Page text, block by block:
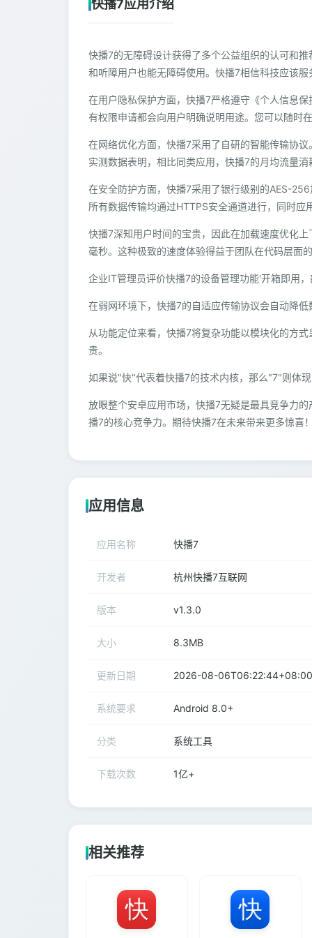
快播7应用介绍
快播7的无障碍设计获得了多个公益组织的认可和
和听障用户也能无障碍使用。快播7相信科技应该
在用户隐私保护方面，快播7严格遵守《个人信息
有权限申请都会向用户明确说明用途。您可以随时
在网络优化方面，快播7采用了自研的智能传输协
实测数据表明，相比同类应用，快播7的月均流量
在安全防护方面，快播7采用了银行级别的AES-
所有数据传输均通过HTTPS安全通道进行，同时
快播7深知用户时间的宝贵，因此在加载速度优化
毫秒。这种极致的速度体验得益于团队在代码层面
企业IT管理员评价快播7的设备管理功能'开箱即用
在弱网环境下，快播7的自适应传输协议会自动降
从功能定位来看，快播7将复杂功能以模块化的方
贵。
如果说"快"代表着快播7的技术内核，那么"7"则体
放眼整个安卓应用市场，快播7无疑是最具竞争力
播7的核心竞争力。期待快播7在未来带来更多惊喜
应用信息
应用名称 快播7
开发者 杭州快播7互联网
版本 v1.3.0
大小 8.3MB
更新日期 2026-08-06T06:22:44+08:00
系统要求 Android 8.0+
分类 系统工具
下载次数 1亿+
相关推荐